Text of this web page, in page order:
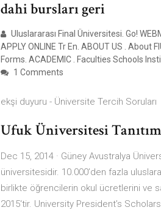
dahi bursları geri
Uluslararası Final Üniversitesi. Go!
APPLY ONLINE Tr En. ABOUT US .
Forms. ACADEMIC . Faculties Schools
1 Comments
ekşi duyuru - Üniversite Tercih Soruları
Ufuk Üniversitesi
Dec 15, 2014 · Güney Avustralya
üniversitesidir. 10.000’den fazla
birlikte öğrencilerin okul ücretlerini ve
2015‘tir. University President’s